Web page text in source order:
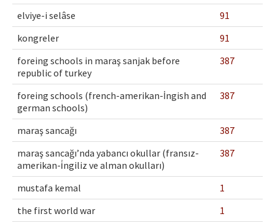
İletişim
elviye-i selâse
91
kongreler
91
foreing schools in maraş sanjak before
republic of turkey
387
foreing schools (french-amerikan-İngish and
german schools)
387
maraş sancağı
387
maraş sancağı’nda yabancı okullar (fransız-
amerikan-i̇ngiliz ve alman okulları)
387
mustafa kemal
1
the first world war
1